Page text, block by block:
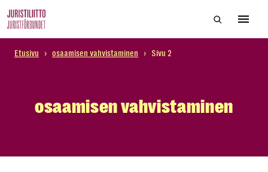
to
content
Hae
Etusivu › osaamisen vahvistaminen › Sivu 2
osaamisen vahvistaminen